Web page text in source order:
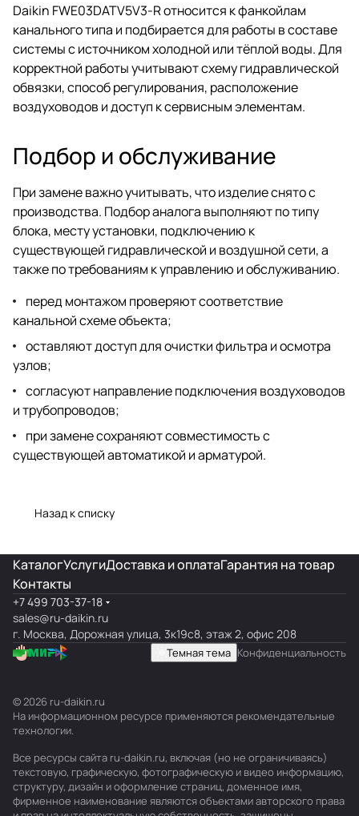
Daikin FWE03DATV5V3-R относится к фанкойлам
канального типа и подбирается для работы в составе
системы с источником холодной или тёплой воды. Для
корректной работы учитывают схему гидравлической
обвязки, способ регулирования, расположение
воздуховодов и доступ к сервисным элементам.
Подбор и обслуживание
При замене важно учитывать, что изделие снято с
производства. Подбор аналога выполняют по типу
блока, месту установки, подключению к
существующей гидравлической и воздушной сети, а
также по требованиям к управлению и обслуживанию.
перед монтажом проверяют соответствие
канальной схеме объекта;
оставляют доступ для очистки фильтра и осмотра
узлов;
согласуют направление подключения воздуховодов
и трубопроводов;
при замене сохраняют совместимость с
существующей автоматикой и арматурой.
Назад к списку
КаталогУслугиДоставка и оплатаГарантия на товар
Контакты
+7 499 703-37-18
sales@ru-daikin.ru
г. Москва, Дорожная улица, 3к19с8, этаж 2, офис 208
Темная тема Конфиденциальность
© 2026 ru-daikin.ru
На информационном ресурсе применяются рекомендательные
технологии.
Все ресурсы сайта ru-daikin.ru, включая (но не ограничиваясь)
текстовую, графическую, фотографическую и видео информацию,
структуру, дизайн и оформление страниц, доменное имя,
фирменное наименование являются объектами авторского права